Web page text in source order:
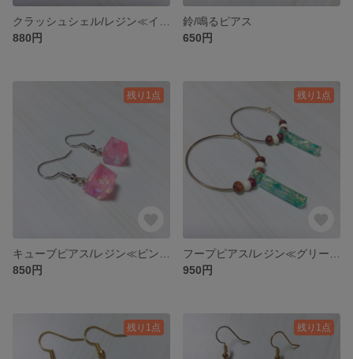
880円
鈴/鳴るピアス
650円
残り1点
850円
残り1点
950円
残り1点 残り1点